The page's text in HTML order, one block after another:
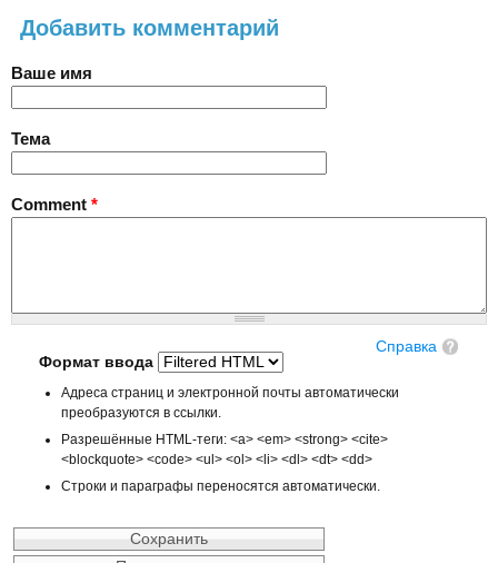
Добавить комментарий
Ваше имя
Тема
Comment *
Справка
Формат ввода
Адреса страниц и электронной почты автоматически
преобразуются в ссылки.
Разрешённые HTML-теги: <a> <em> <strong> <cite>
<blockquote> <code> <ul> <ol> <li> <dl> <dt> <dd>
Строки и параграфы переносятся автоматически.